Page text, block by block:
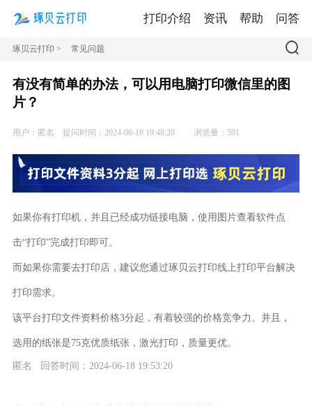
琢贝云打印 > 常见问题
有没有简单的办法，可以用电脑打印微信里的图
片？
用户：匿名 提问时间：2024-06-18 19:48:20 浏览量：591
如果你有打印机，并且已经成功链接电脑，使用图片查看软件点
击“打印”完成打印即可。
而如果你需要去打印店，建议您通过琢贝云打印线上打印平台解决
打印需求。
该平台打印文件资料价格3分起，有着较强的价格竞争力。并且，
选用的纸张是75克优质纸张，激光打印，质量更优。
匿名 回答时间：2024-06-18 19:53:20
打印介绍 资讯 帮助 问答